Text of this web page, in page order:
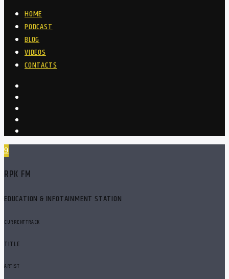
HOME
PODCAST
BLOG
VIDEOS
CONTACTS
RPK FM
EDUCATION & INFOTAINMENT STATION
CURRENT TRACK
TITLE
ARTIST